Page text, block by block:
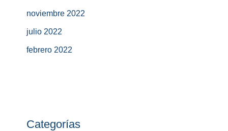
noviembre 2022
julio 2022
febrero 2022
Categorías